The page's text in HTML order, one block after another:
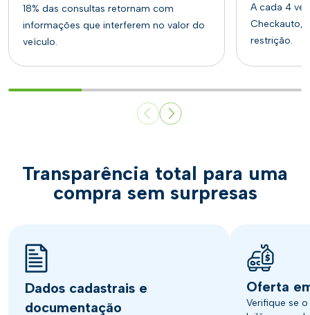
18% das consultas retornam com
informações que interferem no valor do
veículo.
A cada 4
Checkauto,
restrição.
Transparência total para uma
compra sem surpresas
Dados cadastrais e
documentação
Oferta
Verifique se